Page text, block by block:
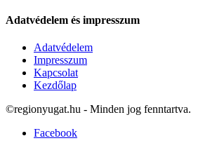
Adatvédelem és impresszum
Adatvédelem
Impresszum
Kapcsolat
Kezdőlap
©regionyugat.hu - Minden jog fenntartva.
Facebook